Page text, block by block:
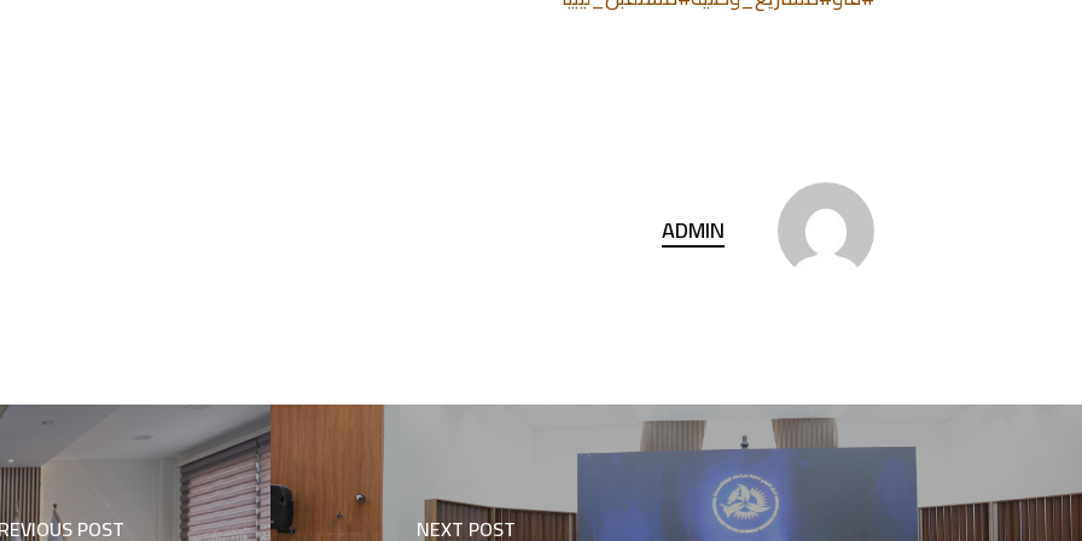
ADMIN
POST NEXT POST